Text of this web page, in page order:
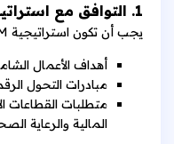
1. التوافق مع استراتيجية الأعمال والرؤية الوطنية
يجب أن تكون استراتيجية MDM متوافقة بشكل وثيق مع:
أهداف الأعمال
مبادرات التحول
متطلبات القطاعات
المالية والرعاية